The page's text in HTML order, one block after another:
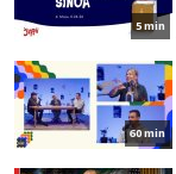
5 min
60 min